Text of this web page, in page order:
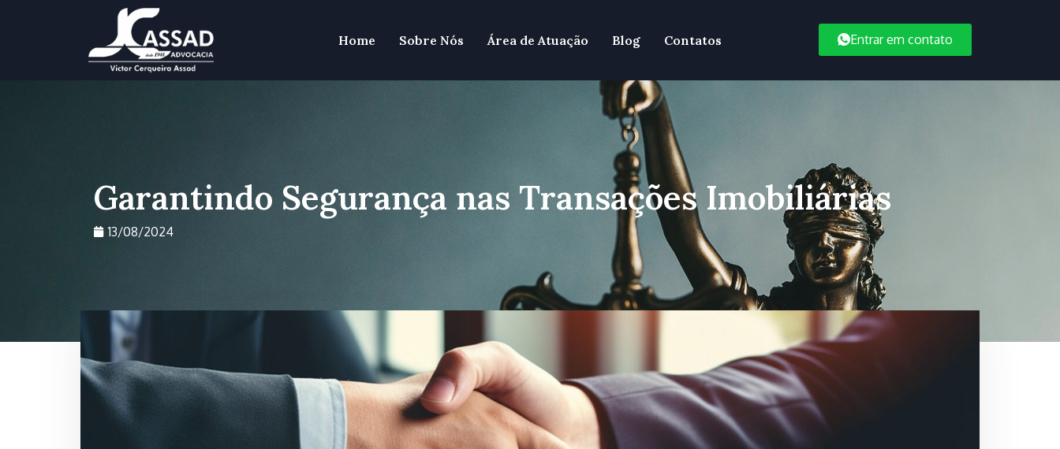
Home Sobre Nós Área de Atuação Blog Contatos Entrar em contato
Garantindo Segurança nas Transações Imobiliárias
13/08/2024